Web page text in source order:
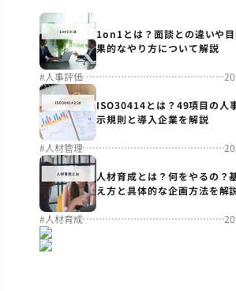
1on1とは？面談との違いや
果的なやり方について解説
#人事評価
ISO30414とは？49項目の人
示規則と導入企業を解説
#人材管理
人材育成とは？何をやるの？
え方と具体的な企画方法を解
#人材育成